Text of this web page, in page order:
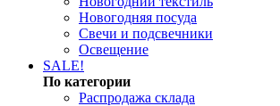
Новогодняя посуда
Свечи и подсвечники
Освещение
SALE!
По категории
Распродажа склада